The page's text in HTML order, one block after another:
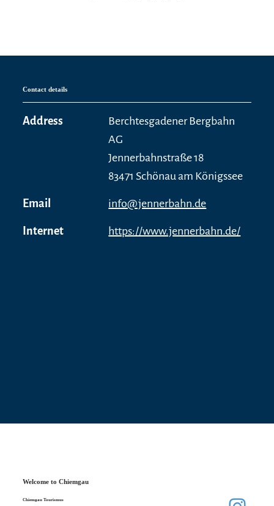
Contact details
Address
Berchtesgadener Bergbahn
AG
Jennerbahnstraße 18
83471 Schönau am Königssee
Email info@jennerbahn.de
Internet https://www.jennerbahn.de/
Welcome to Chiemgau
Chiemgau Tourismus